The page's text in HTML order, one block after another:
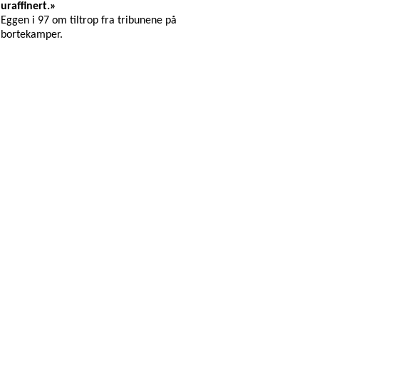
uraffinert.»
Eggen i 97 om tiltrop fra tribunene på
bortekamper.